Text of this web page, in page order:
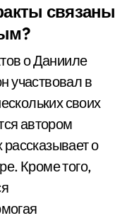
связаны
о Данииле
участвовал в
своих
автором
рассказывает о
Кроме того,